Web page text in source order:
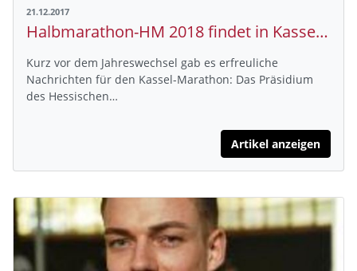
21.12.2017
Halbmarathon-HM 2018 findet in Kassel statt
Kurz vor dem Jahreswechsel gab es erfreuliche
Nachrichten für den Kassel-Marathon: Das Präsidium
des Hessischen…
Artikel anzeigen